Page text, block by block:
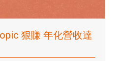
狠賺 年化營收達